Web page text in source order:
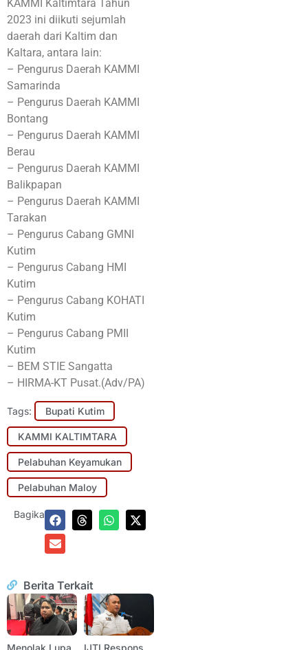
KAMMI Kaltimtara Tahun
2023 ini diikuti sejumlah
daerah dari Kaltim dan
Kaltara, antara lain:
– Pengurus Daerah KAMMI
Samarinda
– Pengurus Daerah KAMMI
Bontang
– Pengurus Daerah KAMMI
Berau
– Pengurus Daerah KAMMI
Balikpapan
– Pengurus Daerah KAMMI
Tarakan
– Pengurus Cabang GMNI
Kutim
– Pengurus Cabang HMI
Kutim
– Pengurus Cabang KOHATI
Kutim
– Pengurus Cabang PMII
Kutim
– BEM STIE Sangatta
– HIRMA-KT Pusat.(Adv/PA)
Tags: Bupati Kutim
KAMMI KALTIMTARA
Pelabuhan Keyamukan
Pelabuhan Maloy
Bagikan:
Berita Terkait
Menolak Lupa
IJTI Respons